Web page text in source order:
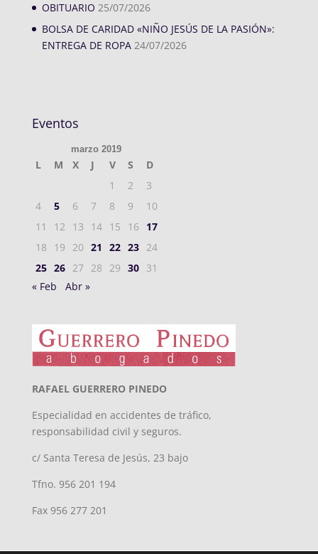
OBITUARIO 25/07/2026
BOLSA DE CARIDAD «NIÑO JESÚS DE LA PASIÓN»:
ENTREGA DE ROPA 24/07/2026
Eventos
marzo 2019
L M X J V S
D
1
2
3
4
5 6 7 8 9
10
11
12 13 14 15 16
17
18
19 20 21 22 23 24
25 26 27 28 29 30 31
« Feb
Abr »
RAFAEL GUERRERO PINEDO
Especialidad en accidentes de tráfico,
responsabilidad civil y seguros.
c/ Santa Teresa de Jesús, 23 bajo
Tfno. 956 201 194
Fax 956 277 201